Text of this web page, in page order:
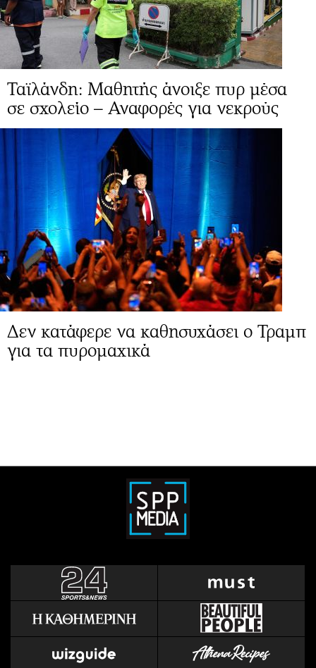
Ταϊλάνδη: Μαθητής άνοιξε πυρ μέσα
σε σχολείο – Αναφορές για νεκρούς
Δεν κατάφερε να καθησυχάσει ο Τραμπ
για τα πυρομαχικά